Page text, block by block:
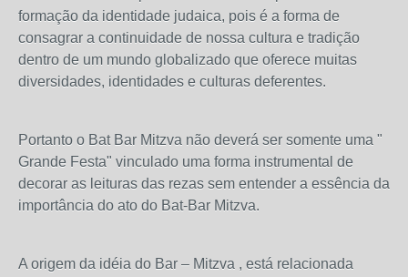
formação da identidade judaica, pois é a forma de
consagrar a continuidade de nossa cultura e tradição
dentro de um mundo globalizado que oferece muitas
diversidades, identidades e culturas deferentes.
Portanto o Bat Bar Mitzva não deverá ser somente uma "
Grande Festa" vinculado uma forma instrumental de
decorar as leituras das rezas sem entender a essência da
importância do ato do Bat-Bar Mitzva.
A origem da idéia do Bar – Mitzva , está relacionada